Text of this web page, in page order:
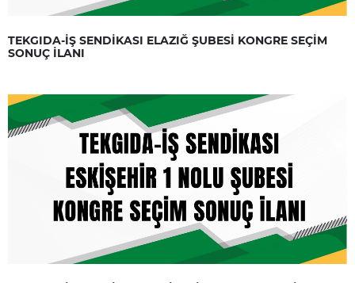
TEKGIDA-İŞ SENDİKASI ELAZIĞ ŞUBESİ KONGRE SEÇİM
SONUÇ İLANI